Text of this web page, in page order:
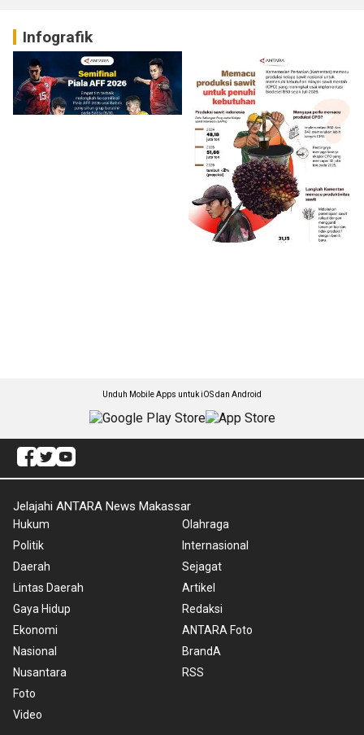
Infografik
Unduh Mobile Apps untuk iOS dan Android
Jelajahi ANTARA News Makassar
Hukum
Politik
Daerah
Lintas Daerah
Gaya Hidup
Ekonomi
Nasional
Nusantara
Foto
Video
Olahraga
Internasional
Sejagat
Artikel
Redaksi
ANTARA Foto
BrandA
RSS